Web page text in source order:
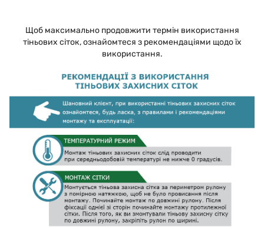
Щоб максимально продовжити термін використання
тіньових сіток, ознайомтеся з рекомендаціями щодо їх
використання.